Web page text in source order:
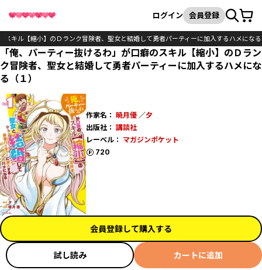
検索
ログイン 会員登録カート
スキル【縮小】のＤランク冒険者、聖女と結婚して勇者パーティーに加入するハメになる
「俺、パーティー抜けるわ」が口癖のスキル【縮小】のＤラン
ク冒険者、聖女と結婚して勇者パーティーに加入するハメにな
る（１）
作家名： 暁月優／夕
出版社： 講談社
レーベル： マガジンポケット
720
ポイント
会員登録して購入する
試し読み カートに追加